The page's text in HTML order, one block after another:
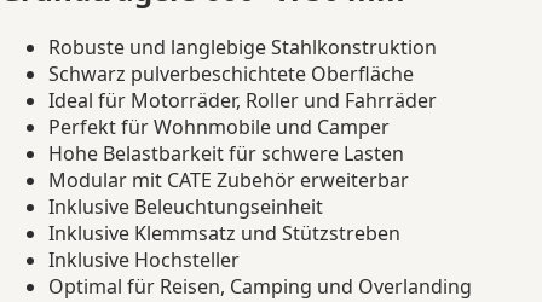
Robuste und langlebige Stahlkonstruktion
Schwarz pulverbeschichtete Oberfläche
Ideal für Motorräder, Roller und Fahrräder
Perfekt für Wohnmobile und Camper
Hohe Belastbarkeit für schwere Lasten
Modular mit CATE Zubehör erweiterbar
Inklusive Beleuchtungseinheit
Inklusive Klemmsatz und Stützstreben
Inklusive Hochsteller
Optimal für Reisen, Camping und Overlanding